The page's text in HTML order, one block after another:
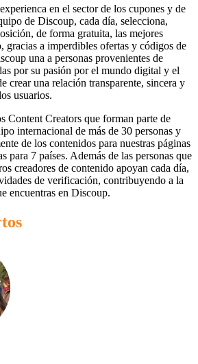
y
y
en el sector de los cupones y de
de Discoup, cada día, selecciona,
de forma gratuita, las mejores
gracias a imperdibles ofertas y códigos de
una a personas provenientes de
por su pasión por el mundo digital y el
crear una relación transparente, sincera y
usuarios.
Content Creators que forman parte de
internacional de más de 30 personas y
de los contenidos para nuestras páginas
para 7 países. Además de las personas que
creadores de contenido apoyan cada día,
de verificación, contribuyendo a la
encuentras en Discoup.